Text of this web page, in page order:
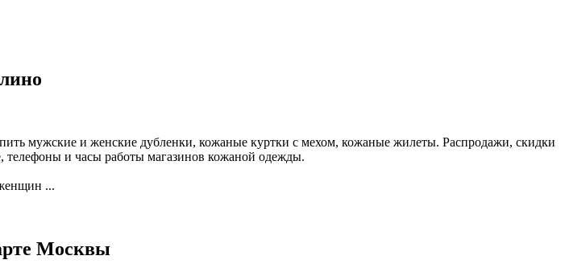
мужские и женские дубленки, кожаные куртки с мехом, кожаные жилеты. Распродажи, скидки
телефоны и часы работы магазинов кожаной одежды.
...
Москвы